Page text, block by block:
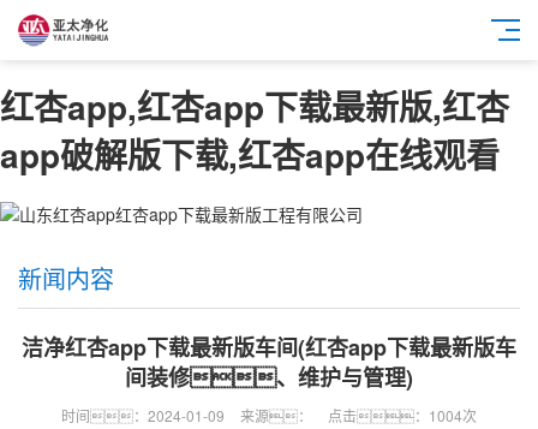
红杏app,红杏app下载最新版,红杏
app破解版下载,红杏app在线观看
新闻内容
洁净红杏app下载最新版车间(红杏app下载最新版车
间装修、维护与管理)
时间：2024-01-09 来源： 点击：1004次